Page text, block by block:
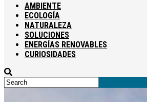
AMBIENTE
ECOLOGÍA
NATURALEZA
SOLUCIONES
ENERGÍAS RENOVABLES
CURIOSIDADES